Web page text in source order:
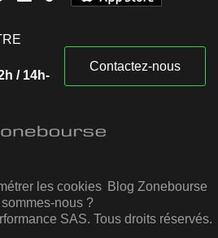
/ 14h-
Contactez-nous
les cookies Blog Zonebourse
nous ?
SAS. Tous droits réservés.